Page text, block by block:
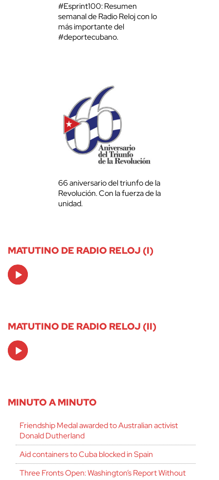
#Esprint100: Resumen
semanal de Radio Reloj con lo
más importante del
#deportecubano.
66 aniversario del triunfo de la
Revolución. Con la fuerza de la
unidad.
MATUTINO DE RADIO RELOJ (I)
Audio
Player
MATUTINO DE RADIO RELOJ (II)
Audio
Player
MINUTO A MINUTO
Friendship Medal awarded to Australian activist
Donald Dutherland
Aid containers to Cuba blocked in Spain
Three Fronts Open: Washington’s Report Without